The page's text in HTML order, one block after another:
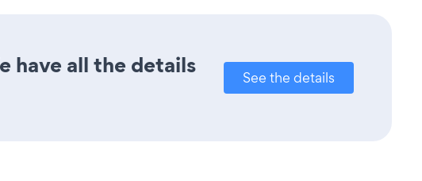
have all the details
See the details